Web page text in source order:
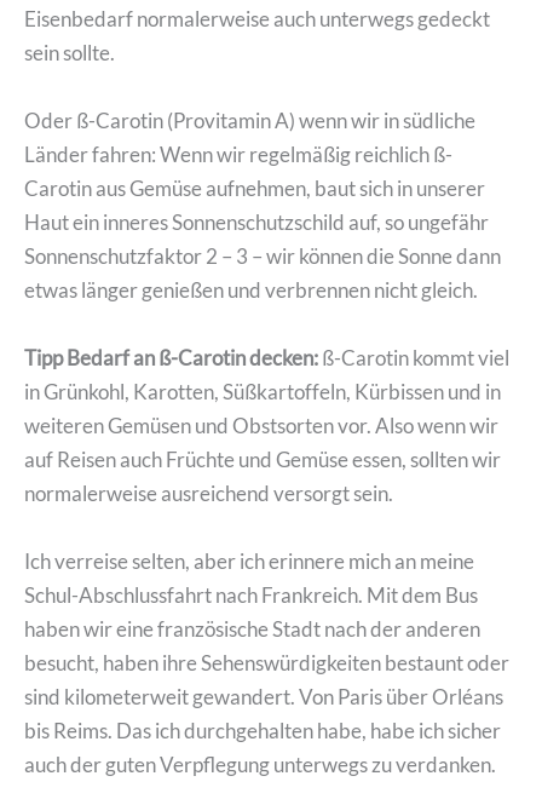
Eisenbedarf normalerweise auch unterwegs gedeckt
sein sollte.
Oder ß-Carotin (Provitamin A) wenn wir in südliche
Länder fahren: Wenn wir regelmäßig reichlich ß-
Carotin aus Gemüse aufnehmen, baut sich in unserer
Haut ein inneres Sonnenschutzschild auf, so ungefähr
Sonnenschutzfaktor 2 – 3 – wir können die Sonne dann
etwas länger genießen und verbrennen nicht gleich.
Tipp Bedarf an ß-Carotin decken:ß-Carotin kommt viel
in Grünkohl, Karotten, Süßkartoffeln, Kürbissen und in
weiteren Gemüsen und Obstsorten vor. Also wenn wir
auf Reisen auch Früchte und Gemüse essen, sollten wir
normalerweise ausreichend versorgt sein.
Ich verreise selten, aber ich erinnere mich an meine
Schul-Abschlussfahrt nach Frankreich. Mit dem Bus
haben wir eine französische Stadt nach der anderen
besucht, haben ihre Sehenswürdigkeiten bestaunt oder
sind kilometerweit gewandert. Von Paris über Orléans
bis Reims. Das ich durchgehalten habe, habe ich sicher
auch der guten Verpflegung unterwegs zu verdanken.